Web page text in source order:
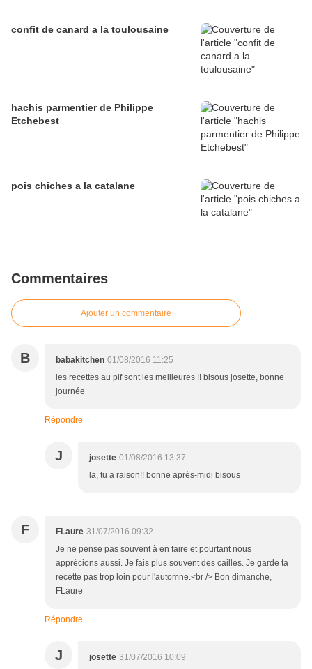
confit de canard a la toulousaine
hachis parmentier de Philippe
Etchebest
pois chiches a la catalane
Commentaires
Ajouter un commentaire
B babakitchen 01/08/2016 11:25
les recettes au pif sont les meilleures !! bisous josette, bonne
journée
Répondre
J josette 01/08/2016 13:37
la, tu a raison!! bonne après-midi bisous
F FLaure 31/07/2016 09:32
Je ne pense pas souvent à en faire et pourtant nous
apprécions aussi. Je fais plus souvent des cailles. Je garde ta
recette pas trop loin pour l'automne.<br /> Bon dimanche,
FLaure
Répondre
J josette 31/07/2016 10:09